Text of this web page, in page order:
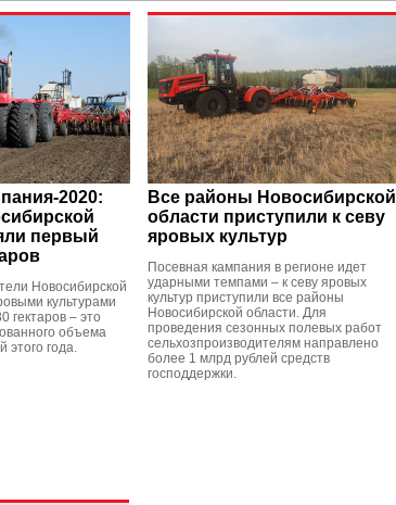
2020:
первый
Новосибирской
культурами
гектаров – это
объема
этого года.
Все районы Новосибирской
области приступили к севу
яровых культур
Посевная кампания в регионе идет
ударными темпами – к севу яровых
культур приступили все районы
Новосибирской области. Для
проведения сезонных полевых работ
сельхозпроизводителям направлено
более 1 млрд рублей средств
господдержки.